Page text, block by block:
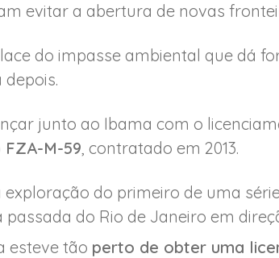
evitar a abertura de novas
do impasse ambiental que dá
junto ao Ibama com o
M-59, contratado em 2013.
do primeiro de uma
do Rio de Janeiro em
esteve tão perto de obter uma